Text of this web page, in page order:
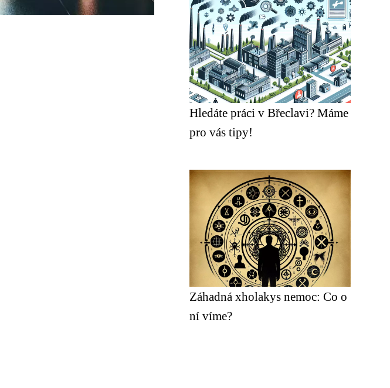
Hledáte práci v Břeclavi? Máme
pro vás tipy!
Záhadná xholakys nemoc: Co o
ní víme?